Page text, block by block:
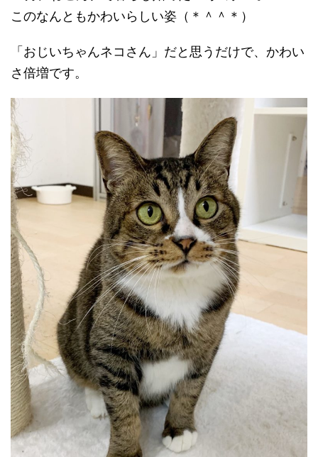
このなんともかわいらしい姿（＊＾＾＊）
「おじいちゃんネコさん」だと思うだけで、かわい
さ倍増です。